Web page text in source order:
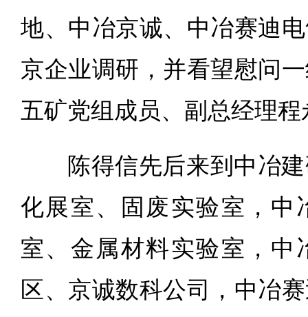
地、中冶京诚、中冶赛迪
京企业调研，并看望慰问
五矿党组成员、副总经理
陈得信先后来到中冶
化展室、固废实验室，中
室、金属材料实验室，中
区、京诚数科公司，中冶